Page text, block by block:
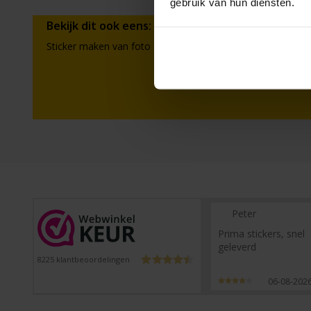
gebruik van hun diensten.
Bekijk dit ook eens:
Sticker maken van foto
8225 klantbeoordelingen
Peter
Prima stickers, snel
geleverd
06-08-